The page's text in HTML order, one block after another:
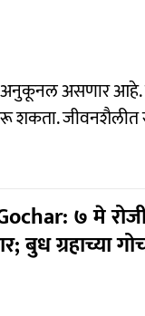
असणार आहे.
शकता.
७ मे
बुध ग्रहाच्या